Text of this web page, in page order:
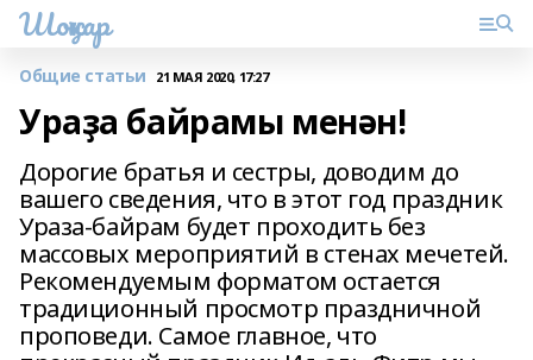
Шоңҡар
Общие статьи 21 МАЯ 2020, 17:27
Ураҙа байрамы менән!
Дорогие братья и сестры, доводим до
вашего сведения, что в этот год праздник
Ураза-байрам будет проходить без
массовых мероприятий в стенах мечетей.
Рекомендуемым форматом остается
традиционный просмотр праздничной
проповеди. Самое главное, что